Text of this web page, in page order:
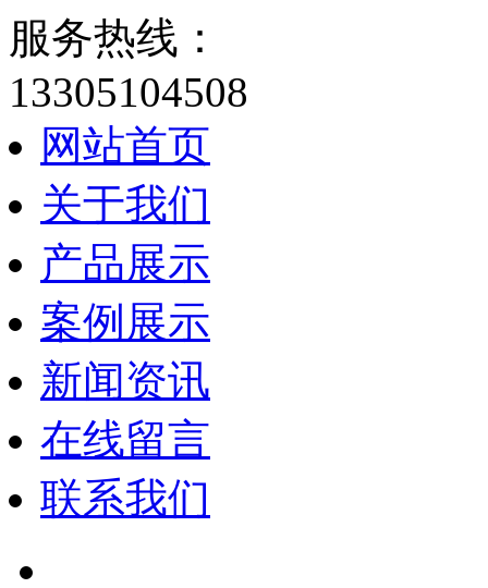
服务热线：
13305104508
网站首页
关于我们
产品展示
案例展示
新闻资讯
在线留言
联系我们